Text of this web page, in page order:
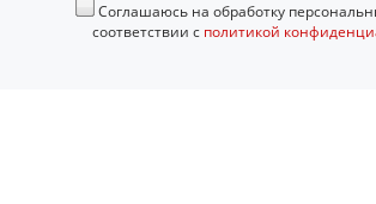
Соглашаюсь на обработку
соответствии с политикой